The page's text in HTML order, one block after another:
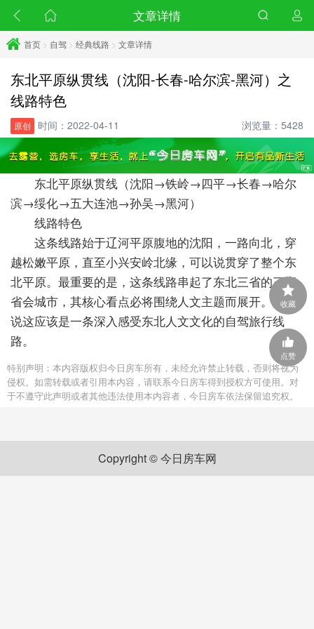
文章详情
首页 > 自驾 > 经典线路 > 文章详情
东北平原纵贯线（沈阳-长春-哈尔滨-黑河）之
线路特色
原创 时间：2022-04-11 浏览量：5428
收藏
点赞
东北平原纵贯线（沈阳→铁岭→四平→长春→哈尔
滨→绥化→五大连池→孙吴→黑河）
线路特色
这条线路始于辽河平原腹地的沈阳，一路向北，穿
越松嫩平原，直至小兴安岭北缘，可以说贯穿了整个东
北平原。最重要的是，这条线路串起了东北三省的三座
省会城市，其核心看点必将围绕人文主题而展开。所以
说这应该是一条深入感受东北人文文化的自驾旅行线
路。
特别声明：本内容版权归今日房车所有，未经允许禁止转载，否则将视为
侵权。如需转载或者引用本内容，请联系今日房车得到授权方可使用。对
于不遵守此声明或者其他违法使用本内容者，今日房车依法保留追究权。
Copyright © 今日房车网